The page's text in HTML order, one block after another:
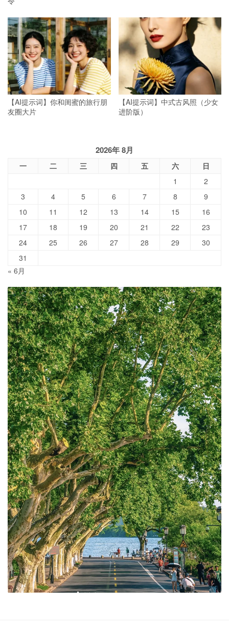
【AI提示词】你和闺蜜的旅行朋
友圈大片
【AI提示词】中式古风照（少女
进阶版）
2026年 8月
一 二 三 四 五 六
日
1
2
3
4 5 6 7 8
9
10
11 12 13 14 15
16
17
18 19 20 21 22
23
24
25 26 27 28 29
30
31
« 6月